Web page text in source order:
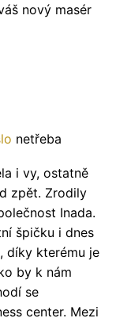
nový masér
netřeba
i vy, ostatně
zpět. Zrodily
Inada.
špičku i dnes
díky kterému je
by k nám
se
center. Mezi